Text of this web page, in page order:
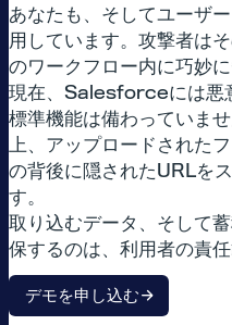
あなたも、そしてユーザ
用しています。攻撃者は
のワークフロー内に巧妙
現在、Salesforceには悪
標準機能は備わっていま
上、アップロードされた
の背後に隠されたURLを
す。
取り込むデータ、そして
保するのは、利用者の責任
デモを申し込む